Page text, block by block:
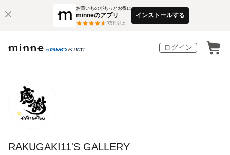
お買いものがもっとお得に
minneのアプリ
3万件以上
インストールする
ログイン
RAKUGAKI11'S GALLERY